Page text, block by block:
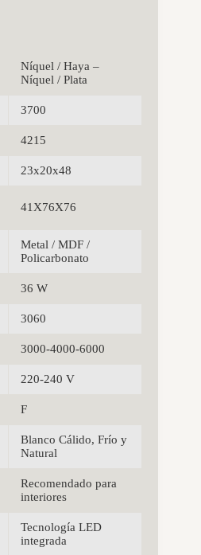
Níquel / Haya –
Níquel / Plata
3700
4215
23x20x48
41X76X76
Metal / MDF /
Policarbonato
36 W
3060
3000-4000-6000
220-240 V
F
Blanco Cálido, Frío y
Natural
Recomendado para
interiores
Tecnología LED
integrada